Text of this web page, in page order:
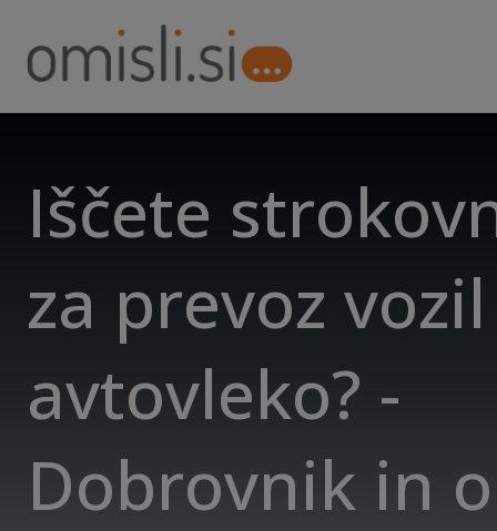
Iščete
za prevoz
avtovleko? -
Dobrovnik in